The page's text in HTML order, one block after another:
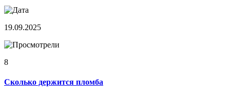
19.09.2025
8
Сколько держится пломба